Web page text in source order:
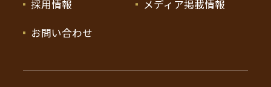
採用情報
メディア掲載情報
お問い合わせ